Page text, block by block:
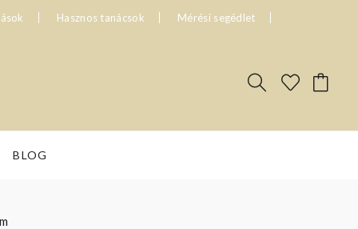
Hasznos tanácsok Mérési segédlet
BLOG